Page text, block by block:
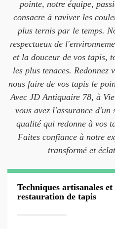
pointe, notre équipe,
consacre à raviver les
plus ternis par le temps.
respectueux de
et la douceur de vos tapis,
les plus tenaces. Redonnez
nous faire de vos tapis le
Avec JD Antiquaire 78, à
vous avez l'assurance d'un
qualité qui redonne à vos
Faites confiance à notre
transformé et
Techniques artisanales
restauration de tapis